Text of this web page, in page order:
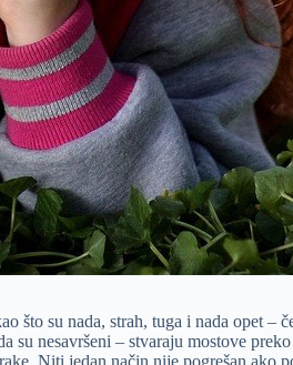
su nada, strah, tuga i nada opet –
nesavršeni – stvaraju mostove
Niti jedan način nije pogrešan ako